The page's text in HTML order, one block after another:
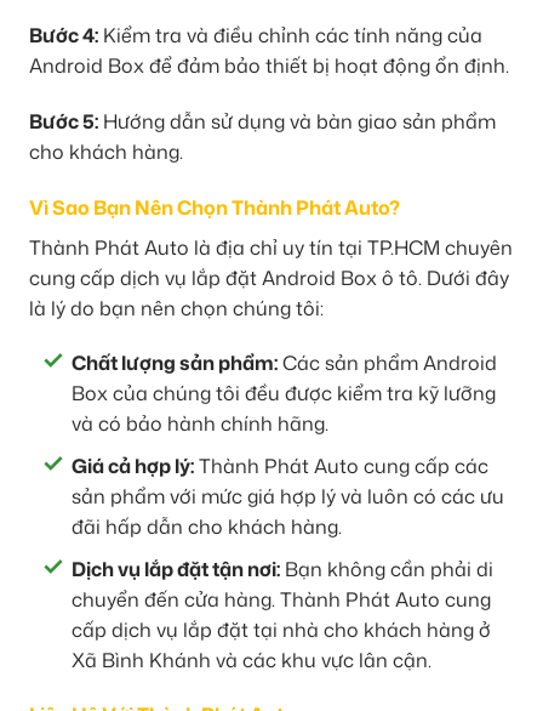
Bước 4: Kiểm tra và điều chỉnh các tính năng của
Android Box để đảm bảo thiết bị hoạt động ổn định.
Bước 5: Hướng dẫn sử dụng và bàn giao sản phẩm
cho khách hàng.
Vì Sao Bạn Nên Chọn Thành Phát Auto?
Thành Phát Auto là địa chỉ uy tín tại TP.HCM chuyên
cung cấp dịch vụ lắp đặt Android Box ô tô. Dưới đây
là lý do bạn nên chọn chúng tôi:
Chất lượng sản phẩm:Các sản phẩm Android
Box của chúng tôi đều được kiểm tra kỹ lưỡng
và có bảo hành chính hãng.
Giá cả hợp lý:Thành Phát Auto cung cấp các
sản phẩm với mức giá hợp lý và luôn có các ưu
đãi hấp dẫn cho khách hàng.
Dịch vụ lắp đặt tận nơi: Bạn không cần phải di
chuyển đến cửa hàng. Thành Phát Auto cung
cấp dịch vụ lắp đặt tại nhà cho khách hàng ở
Xã Bình Khánh và các khu vực lân cận.